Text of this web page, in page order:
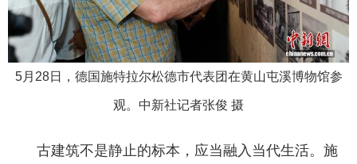
5月28日，德国施特拉尔松德市代表团在黄山屯溪博物馆参
观。中新社记者张俊 摄
古建筑不是静止的标本，应当融入当代生活。施